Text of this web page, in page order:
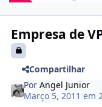
Empresa de
Compartilhar
PorAngel Junior
Março 5, 2011 em